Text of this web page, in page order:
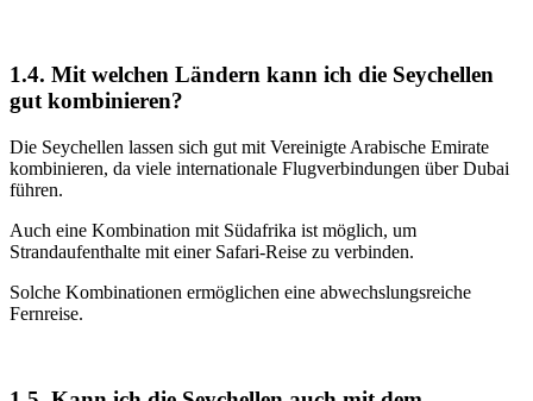
1.4. Mit welchen Ländern kann ich die Seychellen
gut kombinieren?
Die Seychellen lassen sich gut mit Vereinigte Arabische Emirate
kombinieren, da viele internationale Flugverbindungen über Dubai
führen.
Auch eine Kombination mit Südafrika ist möglich, um
Strandaufenthalte mit einer Safari-Reise zu verbinden.
Solche Kombinationen ermöglichen eine abwechslungsreiche
Fernreise.